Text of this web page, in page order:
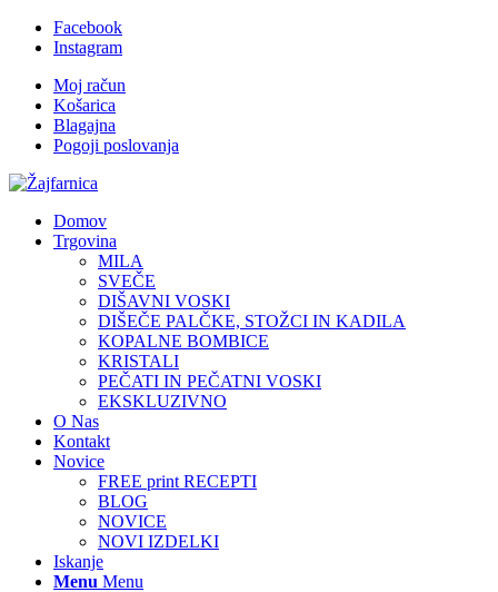
Facebook
Instagram
Moj račun
Košarica
Blagajna
Pogoji poslovanja
Domov
Trgovina
MILA
SVEČE
DIŠAVNI VOSKI
DIŠEČE PALČKE, STOŽCI IN KADILA
KOPALNE BOMBICE
KRISTALI
PEČATI IN PEČATNI VOSKI
EKSKLUZIVNO
O Nas
Kontakt
Novice
FREE print RECEPTI
BLOG
NOVICE
NOVI IZDELKI
Iskanje
Menu Menu